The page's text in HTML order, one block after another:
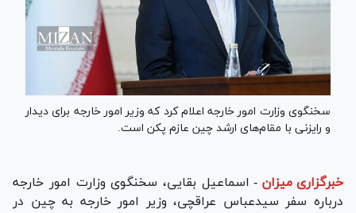
سخنگوی وزارت امور خارجه اعلام کرد که وزیر امور خارجه برای دیدار
و رایزنی با مقام‌های ارشد چین عازم پکن است.
خبرگزاری میزان - اسماعیل بقایی، سخنگوی وزارت امور خارجه
درباره سفر سیدعباس عراقچی، وزیر امور خارجه به چین در